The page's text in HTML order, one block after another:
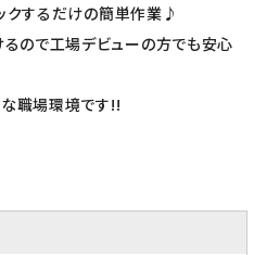
クするだけの簡単作業♪
るので工場デビューの方でも安心
職場環境です!!